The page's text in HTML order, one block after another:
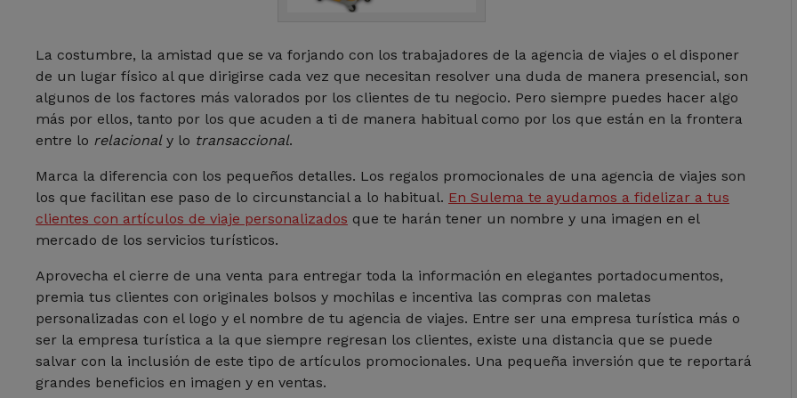
La costumbre, la amistad que se va forjando con los trabajadores de la agencia de viajes o el disponer
de un lugar físico al que dirigirse cada vez que necesitan resolver una duda de manera presencial, son
algunos de los factores más valorados por los clientes de tu negocio. Pero siempre puedes hacer algo
más por ellos, tanto por los que acuden a ti de manera habitual como por los que están en la frontera
entre lo relacionaly lo transaccional.
Marca la diferencia con los pequeños detalles. Los regalos promocionales de una agencia de viajes son
los que facilitan ese paso de lo circunstancial a lo habitual. En Sulema te ayudamos a fidelizar a tus
clientes con artículos de viaje personalizados que te harán tener un nombre y una imagen en el
mercado de los servicios turísticos.
Aprovecha el cierre de una venta para entregar toda la información en elegantes portadocumentos,
premia tus clientes con originales bolsos y mochilas e incentiva las compras con maletas
personalizadas con el logo y el nombre de tu agencia de viajes. Entre ser una empresa turística más o
ser la empresa turística a la que siempre regresan los clientes, existe una distancia que se puede
salvar con la inclusión de este tipo de artículos promocionales. Una pequeña inversión que te reportará
grandes beneficios en imagen y en ventas.